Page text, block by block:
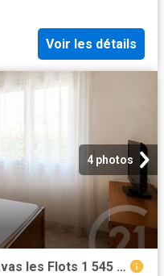
Voir les détails
4 photos
Location Maison 87 m² à Palavas les Flots 1 545 ¤ CC /mois